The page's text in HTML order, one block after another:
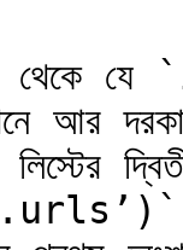
যে
আর